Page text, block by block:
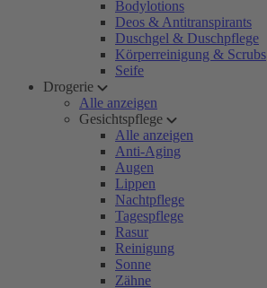
Bodylotions
Deos & Antitranspirants
Duschgel & Duschpflege
Körperreinigung & Scrubs
Seife
Drogerie
Alle anzeigen
Gesichtspflege
Alle anzeigen
Anti-Aging
Augen
Lippen
Nachtpflege
Tagespflege
Rasur
Reinigung
Sonne
Zähne